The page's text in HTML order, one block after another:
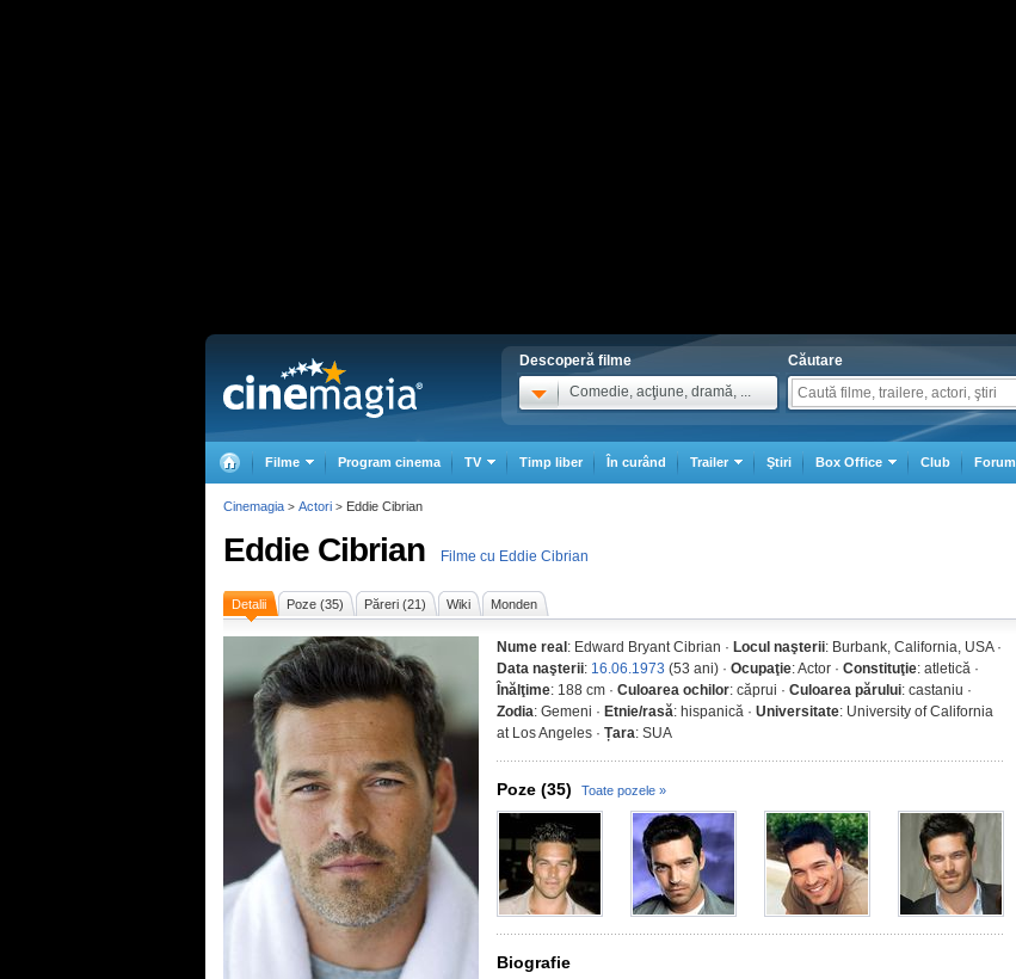
Descoperă filme
Comedie, acţiune, dramă, ...
Căutare
Filme Program cinema TV Timp liber În curând Trailer Ştiri Box Office Club Forum
Eddie Cibrian Filme cu Eddie Cibrian
Detalii Poze (35) Păreri (21) Wiki Monden
Nume real : Edward Bryant Cibrian · Locul naşterii: Burbank, California, USA ·
Data naşterii: 16.06.1973 (53 ani) · Ocupaţie: Actor · Constituţie: atletică ·
Înălţime: 188 cm · Culoarea ochilor: căprui · Culoarea părului: castaniu ·
Zodia: Gemeni · Etnie/rasă: hispanică · Universitate: University of California
at Los Angeles · Țara: SUA
Poze (35) Toate pozele »
Biografie
Cinemagia > Actori > Eddie Cibrian